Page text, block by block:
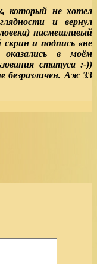
который не хотел
и вернул
насмешливый
и подпись «не
оказались в моём
статуса :-))
безразличен. Аж 33